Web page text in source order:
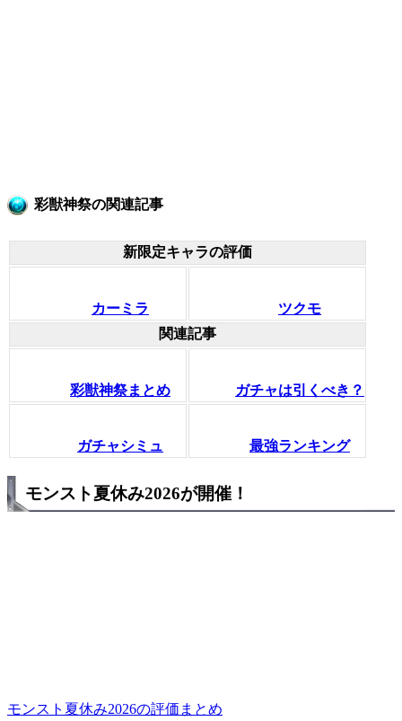
彩獣神祭の関連記事
新限定キャラの評価
カーミラ
ツクモ
関連記事
彩獣神祭まとめ ガチャは引くべき？
ガチャシミュ 最強ランキング
モンスト夏休み2026が開催！
モンスト夏休み2026の評価まとめ